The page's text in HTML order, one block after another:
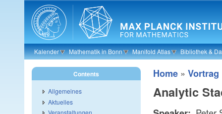
Skip to main content
Kalender Mathematik in Bonn Manifold Atlas Bibliothek &
Home » Vortrag
Analytic
Contents
Allgemeines
Aktuelles